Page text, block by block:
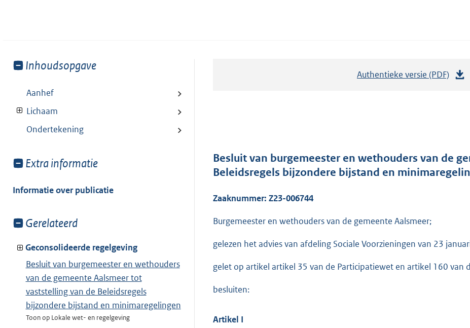
Toon
van:
Inhoudsopgave
Aanhef
Lichaam
Ondertekening
Toon
van:
Extra informatie
Informatie over publicatie
Toon
van:
Gerelateerd
Geconsolideerde regelgeving
Besluit van burgemeester en wethouders
van de gemeente Aalsmeer tot
vaststelling van de Beleidsregels
bijzondere bijstand en minimaregelingen
Toon op Lokale wet- en regelgeving
Authentieke versie (PDF)
d
s
e
Besluit van burgemeester en wethouders van de
Beleidsregels bijzondere bijstand en
Zaaknummer: Z23-006744
Burgemeester en wethouders van de gemeente Aalsmeer;
gelezen het advies van afdeling Sociale Voorzieningen van 23
gelet op artikel artikel 35 van de Participatiewet en artikel 160 van
besluiten:
Artikel I